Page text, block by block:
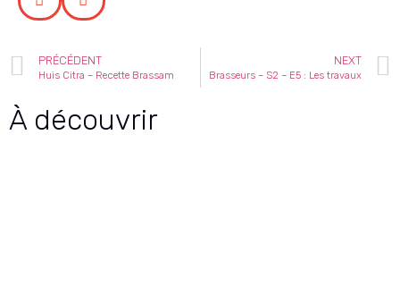
PRÉCÉDENT
Huis Citra – Recette Brassam
NEXT
Brasseurs – S2 – E5 : Les travaux
À découvrir